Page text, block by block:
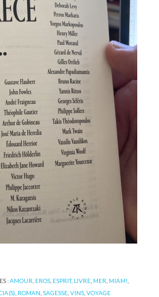
:AMOUR EROS, ESPRIT, LIVRE, MER MIAM!
ROMAN ,SAGESSE ,VINS ,VOYAGE